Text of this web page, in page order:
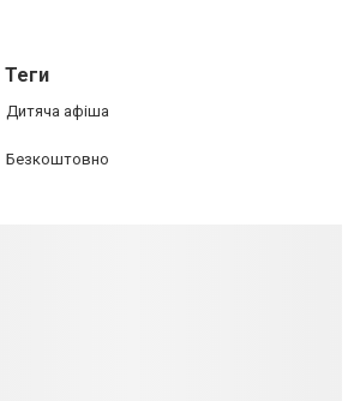
Теги
Дитяча афіша
Безкоштовно